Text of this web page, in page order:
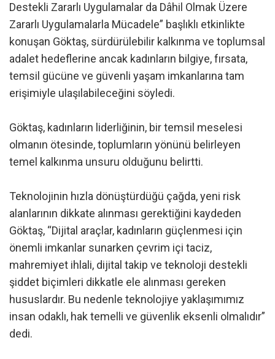
Destekli Zararlı Uygulamalar da Dâhil Olmak Üzere
Zararlı Uygulamalarla Mücadele” başlıklı etkinlikte
konuşan Göktaş, sürdürülebilir kalkınma ve toplumsal
adalet hedeflerine ancak kadınların bilgiye, fırsata,
temsil gücüne ve güvenli yaşam imkanlarına tam
erişimiyle ulaşılabileceğini söyledi.
Göktaş, kadınların liderliğinin, bir temsil meselesi
olmanın ötesinde, toplumların yönünü belirleyen
temel kalkınma unsuru olduğunu belirtti.
Teknolojinin hızla dönüştürdüğü çağda, yeni risk
alanlarının dikkate alınması gerektiğini kaydeden
Göktaş, “Dijital araçlar, kadınların güçlenmesi için
önemli imkanlar sunarken çevrim içi taciz,
mahremiyet ihlali, dijital takip ve teknoloji destekli
şiddet biçimleri dikkatle ele alınması gereken
hususlardır. Bu nedenle teknolojiye yaklaşımımız
insan odaklı, hak temelli ve güvenlik eksenli olmalıdır”
dedi.